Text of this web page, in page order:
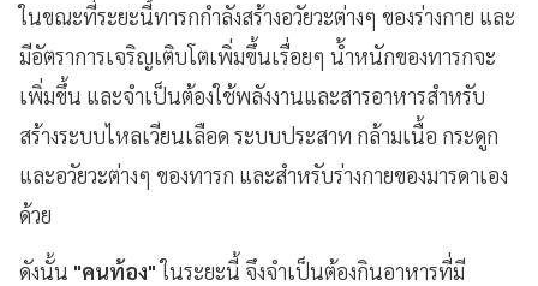
ในขณะที่ระยะนี้ทารกกำลังสร้างอวัยวะต่างๆ ของร่างกาย และ
มีอัตราการเจริญเติบโตเพิ่มขึ้นเรื่อยๆ น้ำหนักของทารกจะ
เพิ่มขึ้น และจำเป็นต้องใช้พลังงานและสารอาหารสำหรับ
สร้างระบบไหลเวียนเลือด ระบบประสาท กล้ามเนื้อ กระดูก
และอวัยวะต่างๆ ของทารก และสำหรับร่างกายของมารดาเอง
ด้วย
ดังนั้น "คนท้อง"ในระยะนี้ จึงจำเป็นต้องกินอาหารที่มี